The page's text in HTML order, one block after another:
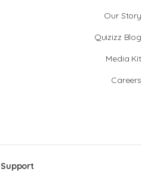
Our Story
Quizizz Blog
Media Kit
Careers
Support